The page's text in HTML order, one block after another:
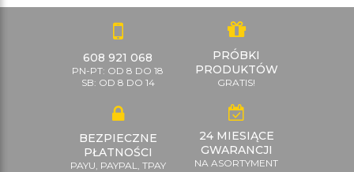
608 921 068
PN-PT: OD 8 DO 18
SB: OD 8 DO 14
PRÓBKI
PRODUKTÓW
GRATIS!
BEZPIECZNE
PŁATNOŚCI
PAYU, PAYPAL, TPAY
24 MIESIĄCE
GWARANCJI
NA ASORTYMENT